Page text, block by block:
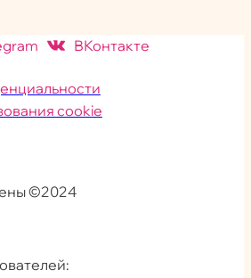
ВКонтакте
cookie
©2024